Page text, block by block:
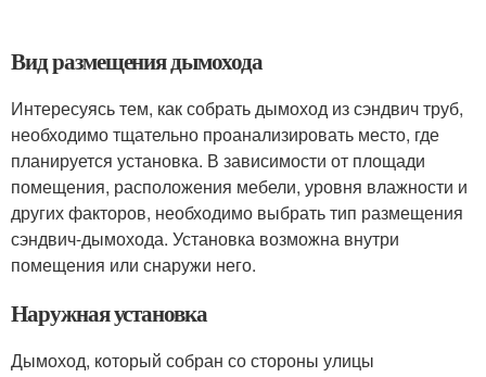
Вид размещения дымохода
Интересуясь тем, как собрать дымоход из сэндвич труб,
необходимо тщательно проанализировать место, где
планируется установка. В зависимости от площади
помещения, расположения мебели, уровня влажности и
других факторов, необходимо выбрать тип размещения
сэндвич-дымохода. Установка возможна внутри
помещения или снаружи него.
Наружная установка
Дымоход, который собран со стороны улицы